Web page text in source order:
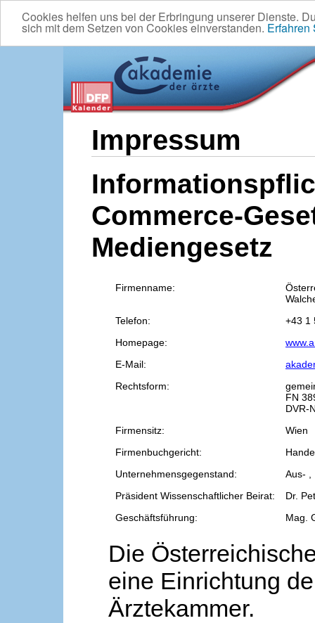
Cookies helfen uns bei der Erbringung unserer Dienste.
sich mit dem Setzen von Cookies einverstanden. Erfahren
Impressum
Commerce-
Mediengesetz
Firmenname:
Telefon:
+43 1
Homepage:
E-Mail:
Rechtsform:
FN
DVR-
Firmensitz:
Wien
Firmenbuchgericht:
Unternehmensgegenstand:
Aus- ,
Präsident Wissenschaftlicher Beirat:
Dr.
Geschäftsführung:
Mag.
Die
eine Einrichtung
Ärztekammer.